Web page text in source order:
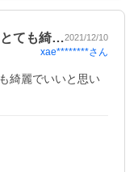
とても綺…2021/12/10
xae********さん
綺麗でいいと思い